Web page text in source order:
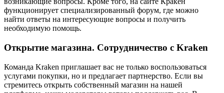
функционирует специализированный форум, где можно
найти ответы на интересующие вопросы и получить
необходимую помощь.
Открытие магазина. Сотрудничество с Kraken
Команда Kraken приглашает вас не только воспользоваться
услугами покупки, но и предлагает партнерство. Если вы
стремитесь открыть собственный магазин на нашей